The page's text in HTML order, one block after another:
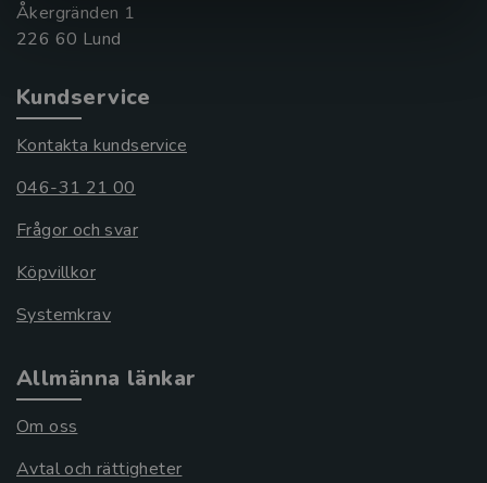
Åkergränden 1
Kundservice
Kontakta kundservice
046-31 21 00
Frågor och svar
Köpvillkor
Systemkrav
Allmänna länkar
Om oss
Avtal och rättigheter